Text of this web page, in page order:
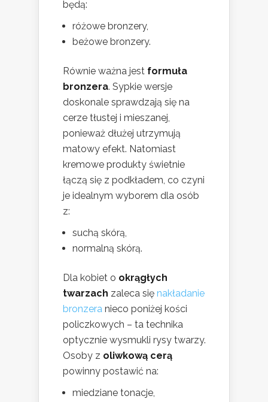
będą:
różowe bronzery,
beżowe bronzery.
Równie ważna jest formuła
bronzera. Sypkie wersje
doskonale sprawdzają się na
cerze tłustej i mieszanej,
ponieważ dłużej utrzymują
matowy efekt. Natomiast
kremowe produkty świetnie
łączą się z podkładem, co czyni
je idealnym wyborem dla osób
z:
suchą skórą,
normalną skórą.
Dla kobiet o okrągłych
twarzach zaleca się nakładanie
bronzera nieco poniżej kości
policzkowych – ta technika
optycznie wysmukli rysy twarzy.
Osoby z oliwkową cerą
powinny postawić na:
miedziane tonacje,